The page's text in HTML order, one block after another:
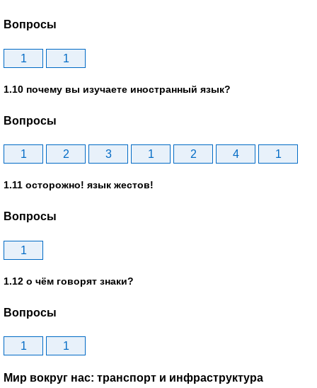
Вопросы
1 1
1.10 почему вы изучаете иностранный язык?
Вопросы
1 2 3 1 2 4 1
1.11 осторожно! язык жестов!
Вопросы
1
1.12 о чём говорят знаки?
Вопросы
1 1
Мир вокруг нас: транспорт и инфраструктура